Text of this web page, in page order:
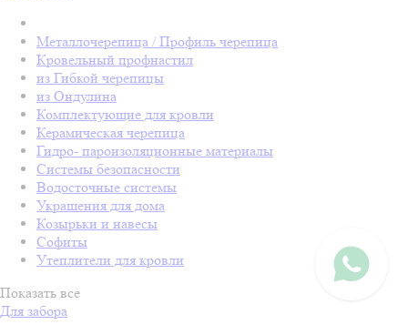
Металлочерепица / Профиль черепица
Кровельный профнастил
из Гибкой черепицы
из Ондулина
Комплектующие для кровли
Керамическая черепица
Гидро- пароизоляционные материалы
Системы безопасности
Водосточные системы
Украшения для дома
Козырьки и навесы
Софиты
Утеплители для кровли
Показать все
Для забора